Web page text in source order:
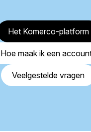
Het Komerco-platform
Hoe maak ik een
Veelgestelde vragen